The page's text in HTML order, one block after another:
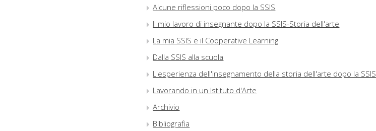
Alcune riflessioni poco dopo la SSIS
Il mio lavoro di insegnante dopo la SSIS-Storia dell'arte
La mia SSIS e il Cooperative Learning
Dalla SSIS alla scuola
L'esperienza dell'insegnamento della storia dell'arte dopo la SSIS
Lavorando in un Istituto d'Arte
Archivio
Bibliografia